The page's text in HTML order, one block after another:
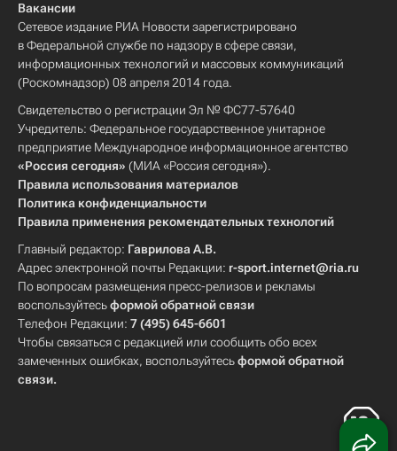
Вакансии
Сетевое издание РИА Новости зарегистрировано
в Федеральной службе по надзору в сфере связи,
информационных технологий и массовых коммуникаций
(Роскомнадзор) 08 апреля 2014 года.
Свидетельство о регистрации Эл № ФС77-57640
Учредитель: Федеральное государственное унитарное
предприятие Международное информационное агентство
«Россия сегодня» (МИА «Россия сегодня»).
Правила использования материалов
Политика конфиденциальности
Правила применения рекомендательных технологий
Главный редактор: Гаврилова А.В.
Адрес электронной почты Редакции: r-sport.internet@ria.ru
По вопросам размещения пресс-релизов и рекламы
воспользуйтесьформой обратной связи
Телефон Редакции: 7 (495) 645-6601
Чтобы связаться с редакцией или сообщить обо всех
замеченных ошибках, воспользуйтесьформой обратной
связи.